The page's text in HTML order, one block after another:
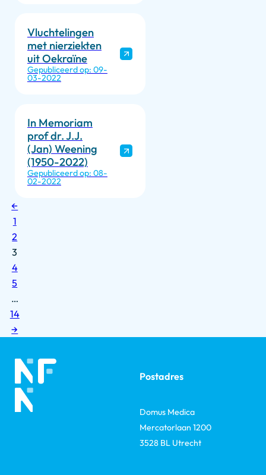
Vluchtelingen
met nierziekten
uit Oekraïne
Gepubliceerd op: 09-
03-2022
In Memoriam
prof dr. J.J.
(Jan) Weening
(1950-2022)
Gepubliceerd op: 08-
02-2022
←
1
2
3
4
5
…
14
→
Postadres
Domus Medica
Mercatorlaan 1200
3528 BL Utrecht